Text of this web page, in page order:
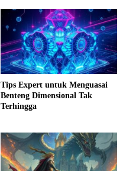
Tips Expert untuk Menguasai
Benteng Dimensional Tak
Terhingga